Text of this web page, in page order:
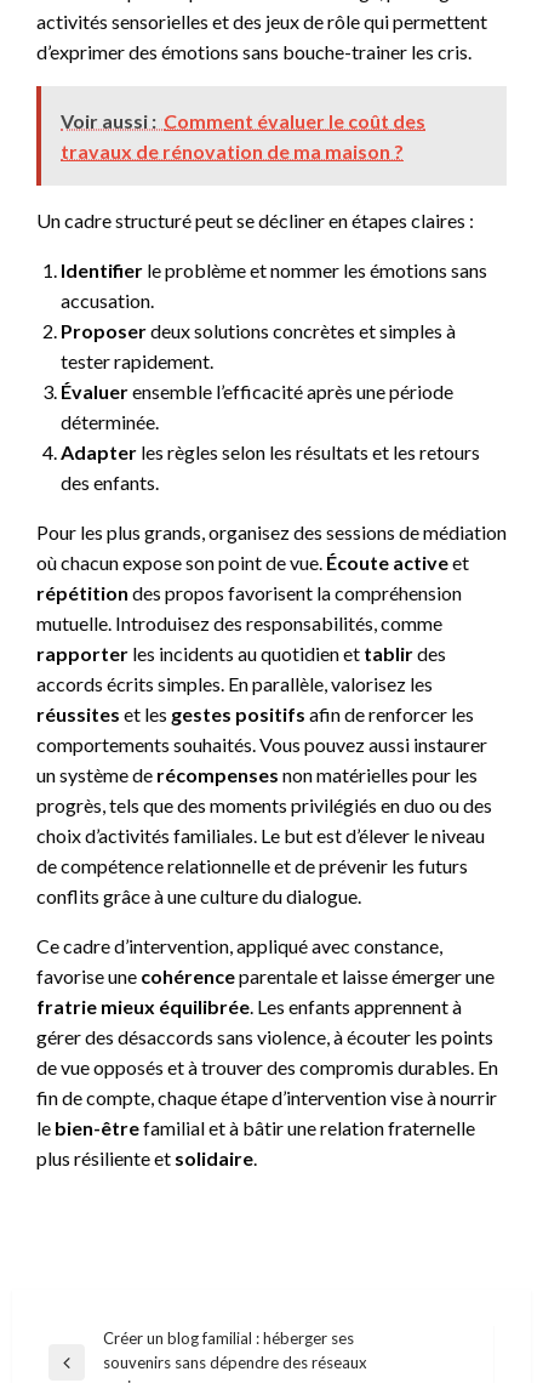
activités sensorielles et des jeux de rôle qui permettent
d’exprimer des émotions sans bouche-trainer les cris.
Voir aussi : Comment évaluer le coût des
travaux de rénovation de ma maison ?
Un cadre structuré peut se décliner en étapes claires :
Identifier le problème et nommer les émotions sans
accusation.
Proposerdeux solutions concrètes et simples à
tester rapidement.
Évaluerensemble l’efficacité après une période
déterminée.
Adapter les règles selon les résultats et les retours
des enfants.
Pour les plus grands, organisez des sessions de médiation
où chacun expose son point de vue. Écoute activeet
répétition des propos favorisent la compréhension
mutuelle. Introduisez des responsabilités, comme
rapporter les incidents au quotidien et tablirdes
accords écrits simples. En parallèle, valorisez les
réussites et les gestes positifs afin de renforcer les
comportements souhaités. Vous pouvez aussi instaurer
un système de récompenses non matérielles pour les
progrès, tels que des moments privilégiés en duo ou des
choix d’activités familiales. Le but est d’élever le niveau
de compétence relationnelle et de prévenir les futurs
conflits grâce à une culture du dialogue.
Ce cadre d’intervention, appliqué avec constance,
favorise une cohérenceparentale et laisse émerger une
fratrie mieux équilibrée . Les enfants apprennent à
gérer des désaccords sans violence, à écouter les points
de vue opposés et à trouver des compromis durables. En
fin de compte, chaque étape d’intervention vise à nourrir
le bien-êtrefamilial et à bâtir une relation fraternelle
plus résiliente et solidaire
Navigation
de
Previous
Créer un blog familial : héberger ses
souvenirs sans dépendre des réseaux